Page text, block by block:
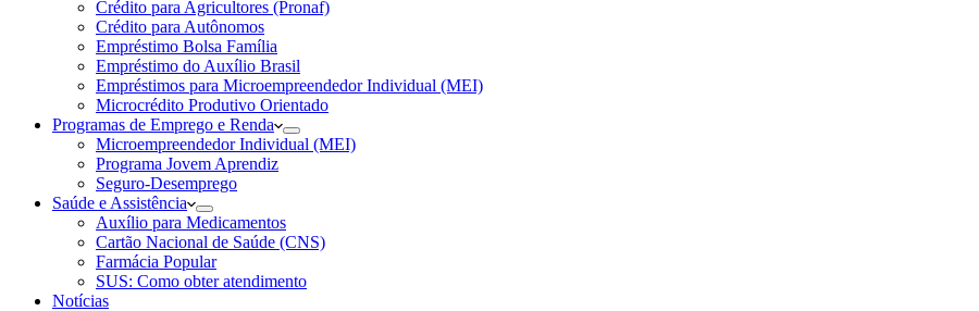
Crédito para Agricultores (Pronaf)
Crédito para Autônomos
Empréstimo Bolsa Família
Empréstimo do Auxílio Brasil
Empréstimos para Microempreendedor Individual (MEI)
Microcrédito Produtivo Orientado
Programas de Emprego e Renda
Microempreendedor Individual (MEI)
Programa Jovem Aprendiz
Seguro-Desemprego
Saúde e Assistência
Auxílio para Medicamentos
Cartão Nacional de Saúde (CNS)
Farmácia Popular
SUS: Como obter atendimento
Notícias